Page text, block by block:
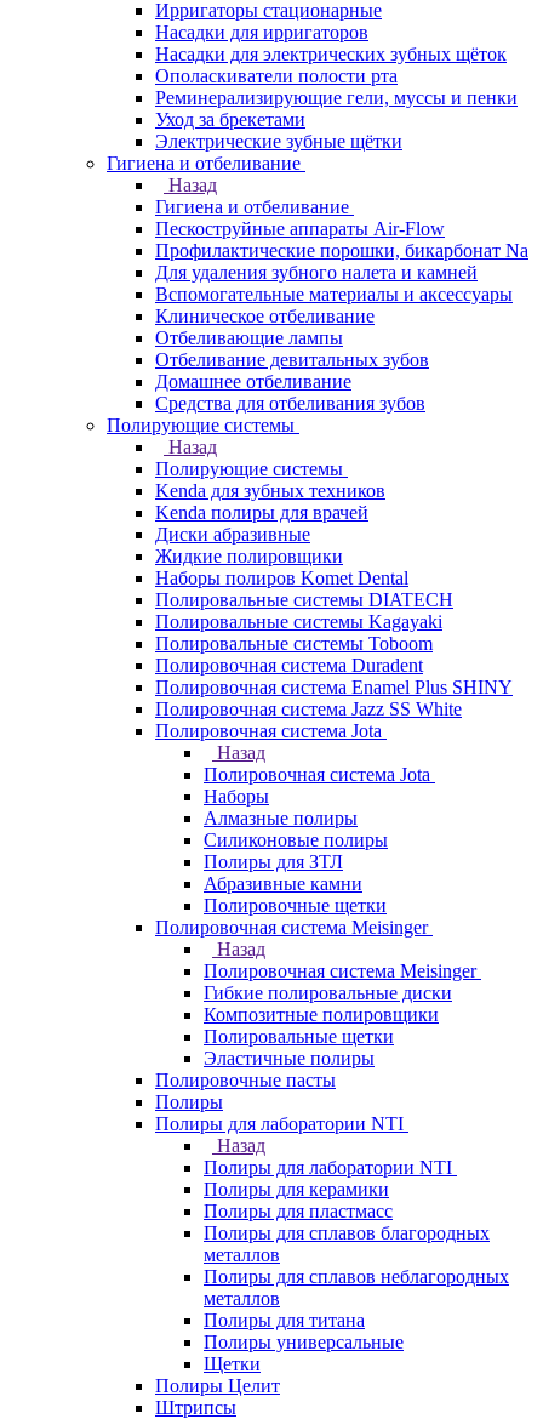
Ирригаторы стационарные
Насадки для ирригаторов
Насадки для электрических зубных щёток
Ополаскиватели полости рта
Реминерализирующие гели, муссы и пенки
Уход за брекетами
Электрические зубные щётки
Гигиена и отбеливание
Назад
Гигиена и отбеливание
Пескоструйные аппараты Air-Flow
Профилактические порошки, бикарбонат Na
Для удаления зубного налета и камней
Вспомогательные материалы и аксессуары
Клиническое отбеливание
Отбеливающие лампы
Отбеливание девитальных зубов
Домашнее отбеливание
Средства для отбеливания зубов
Полирующие системы
Назад
Полирующие системы
Kenda для зубных техников
Kenda полиры для врачей
Диски абразивные
Жидкие полировщики
Наборы полиров Komet Dental
Полировальные системы DIATECH
Полировальные системы Kagayaki
Полировальные системы Toboom
Полировочная система Duradent
Полировочная система Enamel Plus SHINY
Полировочная система Jazz SS White
Полировочная система Jota
Назад
Полировочная система Jota
Наборы
Алмазные полиры
Силиконовые полиры
Полиры для ЗТЛ
Абразивные камни
Полировочные щетки
Полировочная система Meisinger
Назад
Полировочная система Meisinger
Гибкие полировальные диски
Композитные полировщики
Полировальные щетки
Эластичные полиры
Полировочные пасты
Полиры
Полиры для лаборатории NTI
Назад
Полиры для лаборатории NTI
Полиры для керамики
Полиры для пластмасс
Полиры для сплавов благородных
металлов
Полиры для сплавов неблагородных
металлов
Полиры для титана
Полиры универсальные
Щетки
Полиры Целит
Штрипсы